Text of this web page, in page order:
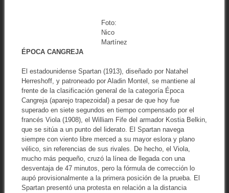
Foto:
Nico
Martínez
ÉPOCA CANGREJA
El estadounidense Spartan (1913), diseñado por Natahel
Herreshoff, y patroneado por Aladin Montel, se mantiene al
frente de la clasificación general de la categoría Época
Cangreja (aparejo trapezoidal) a pesar de que hoy fue
superado en siete segundos en tiempo compensado por el
francés Viola (1908), el William Fife del armador Kostia Belkin,
que se sitúa a un punto del liderato. El Spartan navega
siempre con viento libre merced a su mayor eslora y plano
vélico, sin referencias de sus rivales. De hecho, el Viola,
mucho más pequeño, cruzó la línea de llegada con una
desventaja de 47 minutos, pero la fórmula de corrección lo
aupó provisionalmente a la primera posición de la prueba. El
Spartan presentó una protesta en relación a la distancia